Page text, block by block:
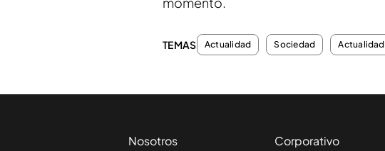
TEMAS Actualidad Sociedad Actualidad
Nosotros Corporativo